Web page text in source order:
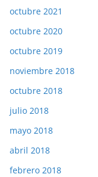
octubre 2021
octubre 2020
octubre 2019
noviembre 2018
octubre 2018
julio 2018
mayo 2018
abril 2018
febrero 2018